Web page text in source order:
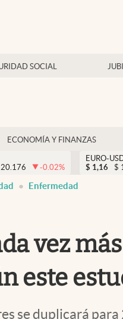
SOCIAL
ECONOMÍA Y FINANZAS
20.176 -0.02%
EURO-
$ 1,16 $
Enfermedad
vez
este
se duplicará